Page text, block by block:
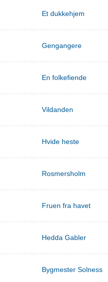
Et dukkehjem
Gengangere
En folkefiende
Vildanden
Hvide heste
Rosmersholm
Fruen fra havet
Hedda Gabler
Bygmester Solness